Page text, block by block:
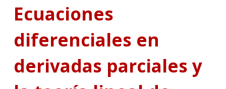
Ecuaciones
diferenciales en
derivadas parciales y